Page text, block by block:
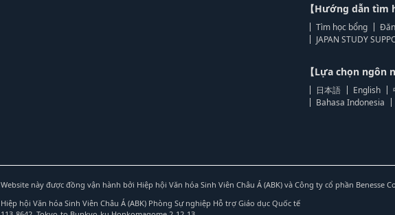
【Hướng dẫn tìm
Tìm học bổng
JAPAN STUDY
【Lựa chọn ngôn
日本語 English
Bahasa Indonesia
Website này được đồng vận hành bởi Hiệp hội Văn hóa Sinh Viên Châu Á (ABK) và Công ty cổ phần Benesse
Hiệp hội Văn hóa Sinh Viên Châu Á (ABK) Phòng Sự nghiệp Hỗ trợ Giáo dục Quốc tế